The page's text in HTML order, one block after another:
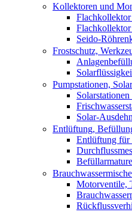
Kollektoren und
Seido-
Frostschutz,
Pumpstationen,
Solar-
Entlüftung,
Entlüftung für
Motorventile,